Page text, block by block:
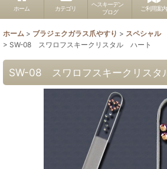
ホーム カテゴリ
ヘスキーデン
ブログ
ご利用案内
ホーム > ブラジェクガラス爪やすり > スペシャル
> SW-08 スワロフスキークリスタル ハート
SW-08 スワロフスキークリス